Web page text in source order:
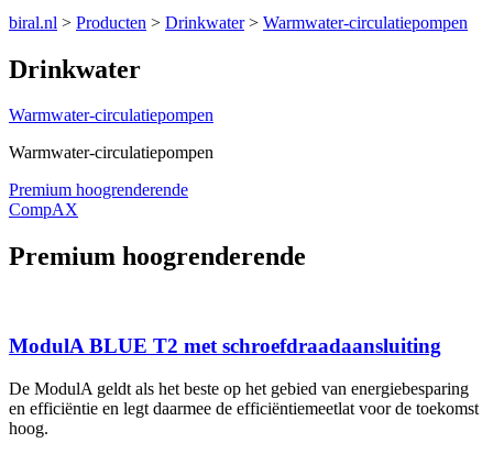
biral.nl > Producten > Drinkwater> Warmwater-circulatiepompen
Drinkwater
Warmwater-circulatiepompen
Warmwater-circulatiepompen
Premium hoogrenderende
CompAX
Premium hoogrenderende
ModulA BLUE T2 met schroefdraadaansluiting
De ModulA geldt als het beste op het gebied van energiebesparing
en efficiëntie en legt daarmee de efficiëntiemeetlat voor de toekomst
hoog.